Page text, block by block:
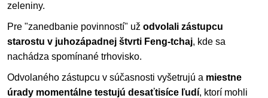
zeleniny.
Pre "zanedbanie povinností" už odvolali zástupcu
starostu v juhozápadnej štvrti Feng-tchaj, kde sa
nachádza spomínané trhovisko.
Odvolaného zástupcu v súčasnosti vyšetrujú a miestne
úrady momentálne testujú desaťtisíce ľudí, ktorí mohli